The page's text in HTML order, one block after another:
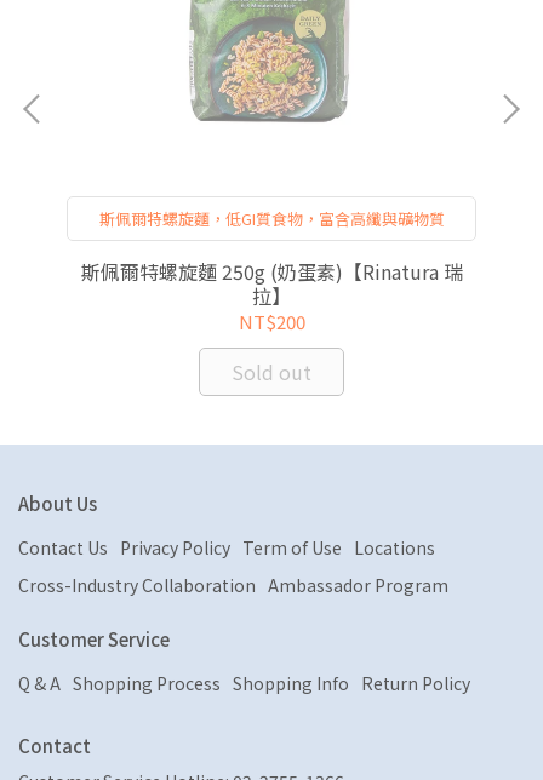
斯佩爾特螺旋麵，低GI質食物，富含高纖與礦物質
斯佩爾特螺旋麵 250g (奶蛋素)【Rinatura 瑞
拉】
NT$200
Sold out
About Us
Contact Us Privacy Policy Term of Use Locations
Cross-Industry Collaboration Ambassador Program
Customer Service
Q & A Shopping Process Shopping Info Return Policy
Contact